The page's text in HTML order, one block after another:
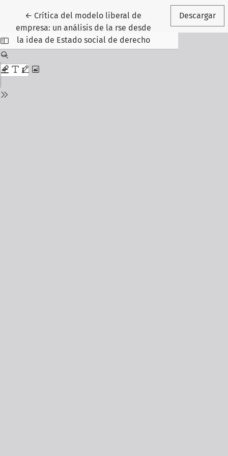
← Volver a los detalles del artículo
Crítica del modelo liberal de
empresa: un análisis de la rse desde
la idea de Estado social de derecho
Descargar